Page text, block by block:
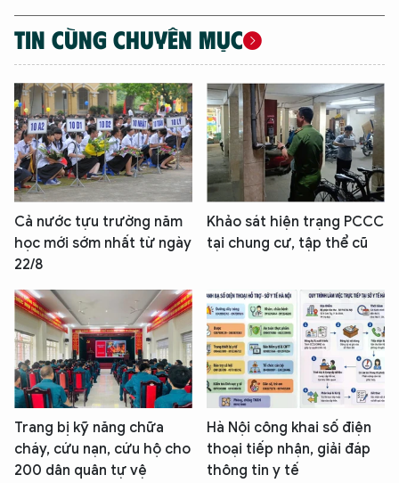
TIN CÙNG CHUYÊN MỤC
Cả nước tựu trường năm
học mới sớm nhất từ ngày
22/8
Khảo sát hiện trạng PCCC
tại chung cư, tập thể cũ
Trang bị kỹ năng chữa
cháy, cứu nạn, cứu hộ cho
200 dân quân tự vệ
Hà Nội công khai số điện
thoại tiếp nhận, giải đáp
thông tin y tế